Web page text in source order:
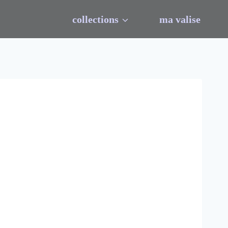
collections ma valise